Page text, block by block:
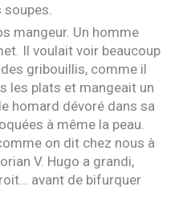
mangeur. Un homme
Il voulait voir beaucoup
gribouillis, comme il
les plats et mangeait un
homard dévoré dans sa
à même la peau.
on dit chez nous à
V. Hugo a grandi,
avant de bifurquer